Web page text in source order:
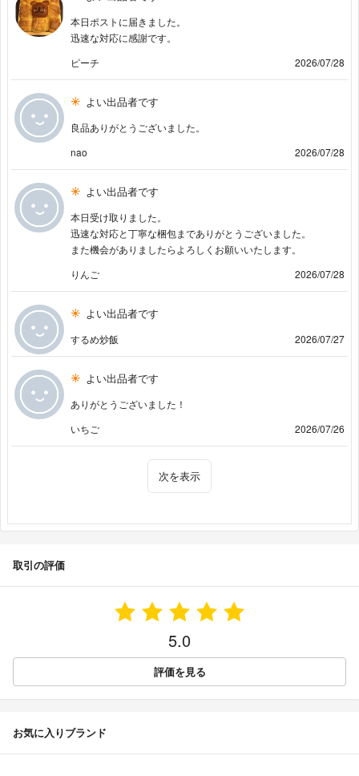
本日ポストに届きました。
迅速な対応に感謝です。
ピーチ
2026/07/28
よい出品者です
良品ありがとうございました。
nao
2026/07/28
よい出品者です
本日受け取りました。
迅速な対応と丁寧な梱包までありがとうございました。
また機会がありましたらよろしくお願いいたします。
りんご
2026/07/28
よい出品者です
するめ炒飯 2026/07/27
よい出品者です
ありがとうございました！
いちご
2026/07/26
次を表示
取引の評価
5.0
評価を見る
お気に入りブランド